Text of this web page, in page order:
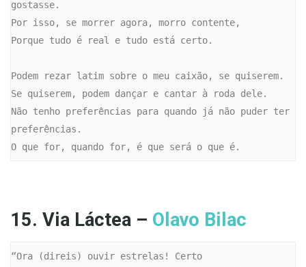
gostasse.
Por isso, se morrer agora, morro contente,
Porque tudo é real e tudo está certo.
Podem rezar latim sobre o meu caixão, se quiserem.
Se quiserem, podem dançar e cantar à roda dele.
Não tenho preferências para quando já não puder ter
preferências.
O que for, quando for, é que será o que é.
15. Via Láctea – Olavo Bilac
“Ora (direis) ouvir estrelas! Certo